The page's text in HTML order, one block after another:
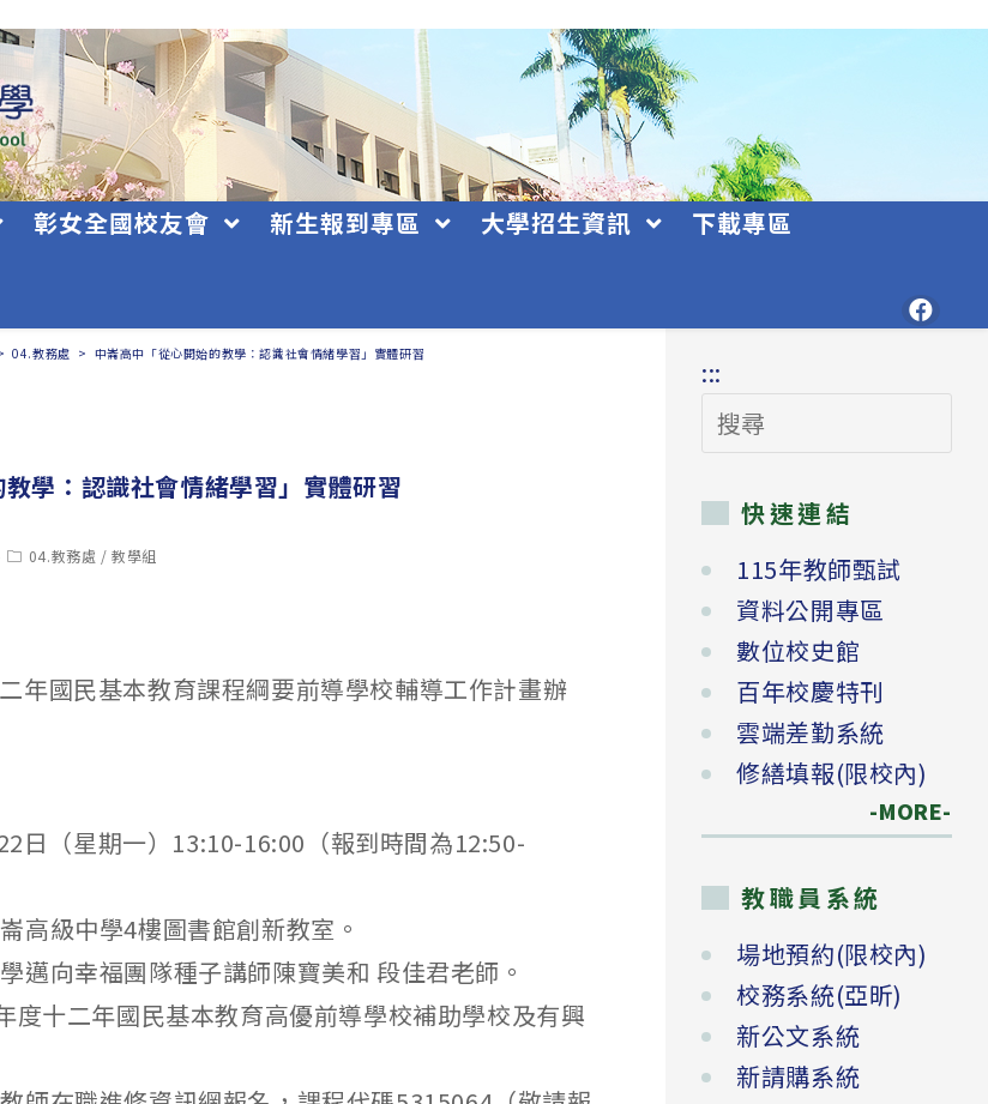
彰女全國校友會 新生報到專區 大學招生資訊
下載專區
04.教務處 > 中崙高中「從心開始的教學：認識社會情緒學習」實體研習
學：認識社會情緒學習」實體研習
Post04.教務處 / 教學組
年國民基本教育課程綱要前導學校輔導工作計畫辦
日（星期一）13:10-16:00（報到時間為12:50-
高級中學4樓圖書館創新教室。
邁向幸福團隊種子講師陳寶美和 段佳君老師。
度十二年國民基本教育高優前導學校補助學校及有興
:::
搜
尋
快速連結
115年教師甄試
資料公開專區
數位校史館
百年校慶特刊
雲端差勤系統
修繕填報(限校內)
-MORE-
教職員系統
場地預約(限校內)
校務系統(亞昕)
新公文系統
新請購系統